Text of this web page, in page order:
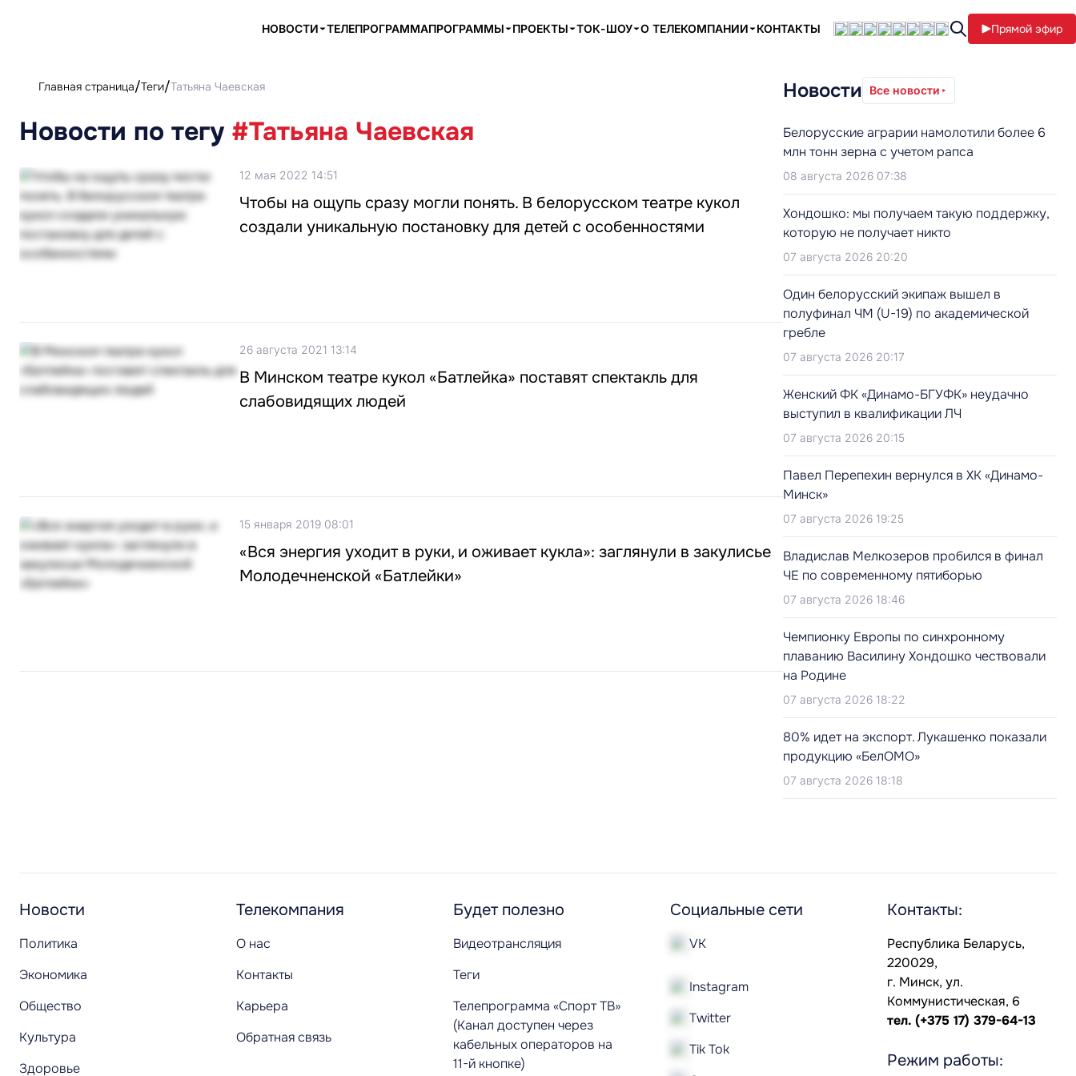
НОВОСТИ ТЕЛЕПРОГРАММАПРОГРАММЫ ПРОЕКТЫ ТОК-ШОУ О ТЕЛЕКОМПАНИИ КОНТАКТЫ Прямой эфир
Главная страница Теги Татьяна Чаевская
Новости по тегу #Татьяна Чаевская
12 мая 2022 14:51
Чтобы на ощупь сразу могли понять. В белорусском театре кукол
создали уникальную постановку для детей с особенностями
26 августа 2021 13:14
В Минском театре кукол «Батлейка» поставят спектакль для
слабовидящих людей
15 января 2019 08:01
«Вся энергия уходит в руки, и оживает кукла»: заглянули в закулисье
Молодечненской «Батлейки»
Новости Все новости
Белорусские аграрии намолотили более 6
млн тонн зерна с учетом рапса
08 августа 2026 07:38
Хондошко: мы получаем такую поддержку,
которую не получает никто
07 августа 2026 20:20
Один белорусский экипаж вышел в
полуфинал ЧМ (U-19) по академической
гребле
07 августа 2026 20:17
Женский ФК «Динамо-БГУФК» неудачно
выступил в квалификации ЛЧ
07 августа 2026 20:15
Павел Перепехин вернулся в ХК «Динамо-
Минск»
07 августа 2026 19:25
Владислав Мелкозеров пробился в финал
ЧЕ по современному пятиборью
07 августа 2026 18:46
Чемпионку Европы по синхронному
плаванию Василину Хондошко чествовали
на Родине
07 августа 2026 18:22
80% идет на экспорт. Лукашенко показали
продукцию «БелОМО»
07 августа 2026 18:18
Новости
Политика
Экономика
Общество
Культура
Здоровье
Телекомпания
О нас
Контакты
Карьера
Обратная связь
Будет полезно
Видеотрансляция
Теги
Телепрограмма «Спорт ТВ»
(Канал доступен через
кабельных операторов на
11-й кнопке)
Социальные сети
VK
Instagram
Twitter
Tik Tok
Контакты:
Республика Беларусь,
220029,
г. Минск, ул.
Коммунистическая, 6
тел. (+375 17) 379-64-13
Режим работы: